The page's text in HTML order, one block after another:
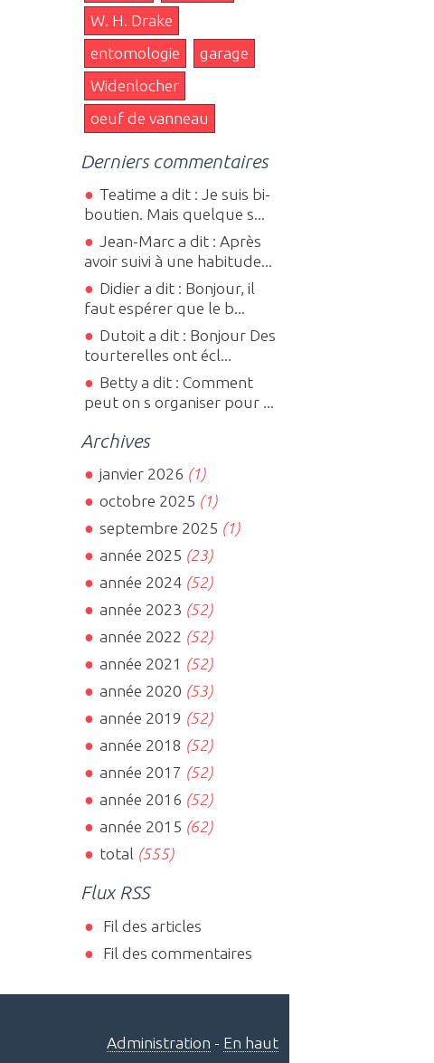
W. H. Drake
entomologie
garage
Widenlocher
oeuf de vanneau
Derniers commentaires
Teatime a dit : Je suis bi-
boutien. Mais quelque s...
Jean-Marc a dit : Après
avoir suivi à une habitude...
Didier a dit : Bonjour, il
faut espérer que le b...
Dutoit a dit : Bonjour Des
tourterelles ont écl...
Betty a dit : Comment
peut on s organiser pour ...
Archives
janvier 2026 (1)
octobre 2025 (1)
septembre 2025 (1)
année 2025 (23)
année 2024(52)
année 2023 (52)
année 2022 (52)
année 2021 (52)
année 2020 (53)
année 2019 (52)
année 2018 (52)
année 2017 (52)
année 2016 (52)
année 2015 (62)
total (555)
Flux RSS
Fil des articles
Fil des commentaires
Administration - En haut